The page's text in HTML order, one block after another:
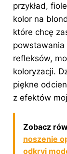
przykład,
kolor na
które chcę
powstawania
refleksów,
koloryzacji.
piękne
z efektów
Zobacz
noszenie
odkryj